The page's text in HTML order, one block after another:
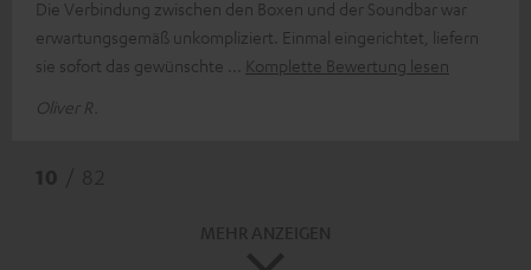
Die Verbindung zwischen den Boxen und der Soundbar war
erwartungsgemäß unkompliziert. Einmal eingerichtet, liefern
sie sofort das gewünschte
Komplette Bewertung lesen
Oliver R.